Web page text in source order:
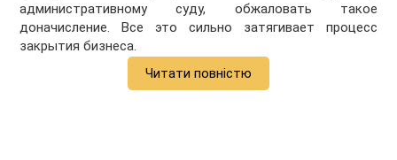
административному суду, обжаловать такое
доначисление. Все это сильно затягивает процесс
закрытия бизнеса.
Читати повністю